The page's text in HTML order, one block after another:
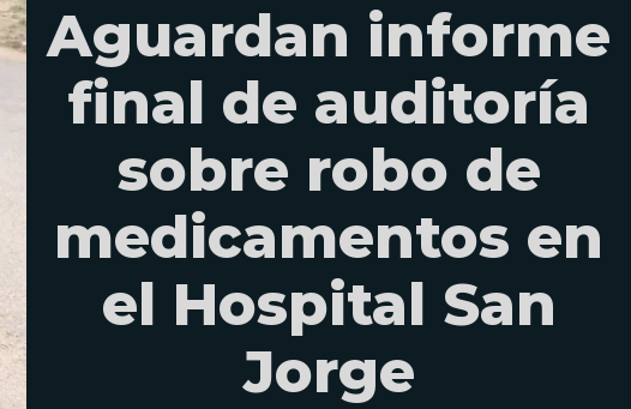
Aguardan informe
final de auditoría
sobre robo de
medicamentos en
el Hospital San
Jorge